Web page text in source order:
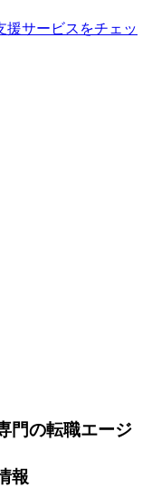
援サービスをチェッ
門の転職エージ
報